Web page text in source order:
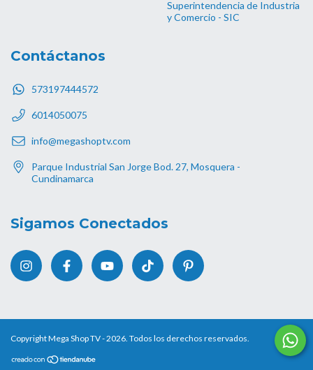
Superintendencia de Industria
y Comercio - SIC
Contáctanos
573197444572
6014050075
info@megashoptv.com
Parque Industrial San Jorge Bod. 27, Mosquera -
Cundinamarca
Sigamos Conectados
Copyright Mega Shop TV - 2026. Todos los derechos reservados.